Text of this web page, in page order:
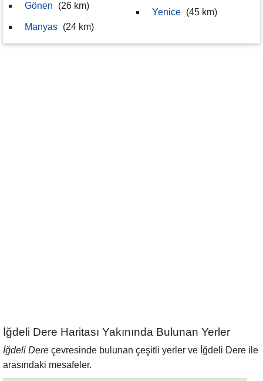
Gönen
(26 km)
Manyas (24 km)
Yenice (45 km)
İğdeli Dere Haritası Yakınında Bulunan Yerler
İğdeli Dere çevresinde bulunan çeşitli yerler ve İğdeli Dere ile
arasındaki mesafeler.